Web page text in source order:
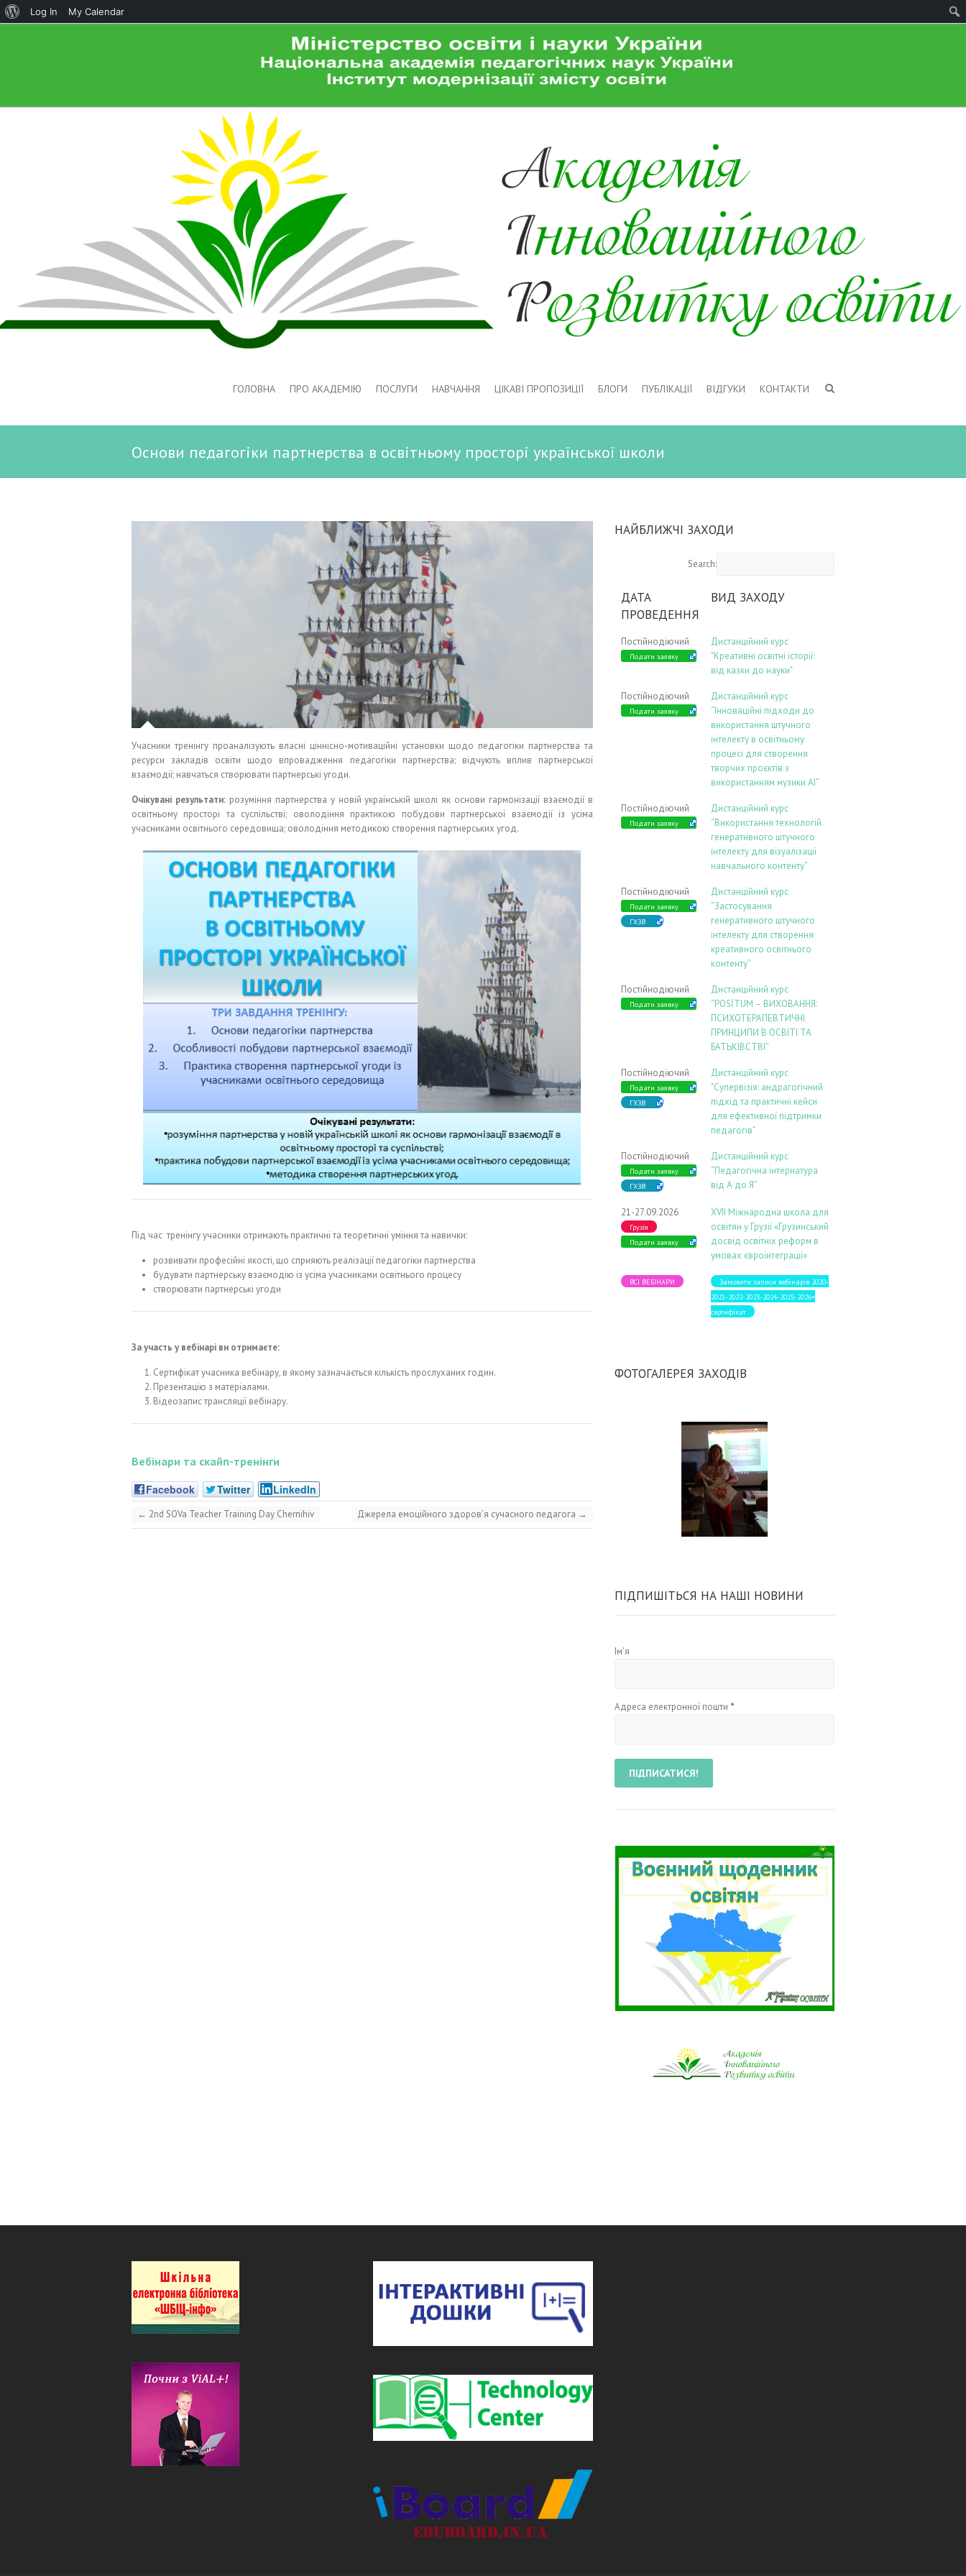
ГОЛОВНА ПРО АКАДЕМІЮ ПОСЛУГИ НАВЧАННЯ ЦІКАВІ ПРОПОЗИЦІЇ БЛОГИ ПУБЛІКАЦІЇ ВІДГУКИ КОНТАКТИ
Основи педагогіки партнерства в освітньому просторі української школи
Учасники тренінгу проаналізують власні ціннісно-мотиваційні установки щодо педагогіки партнерства та
ресурси закладів освіти щодо впровадження педагогіки партнерства; відчують вплив партнерської
взаємодії; навчаться створювати партнерські угоди.
Очікувані результати:розуміння партнерства у новій українській школі як основи гармонізації взаємодії в
освітньому просторі та суспільстві; оволодіння практикою побудови партнерської взаємодії із усіма
учасниками освітнього середовища; оволодіння методикою створення партнерських угод.
Під час тренінгу учасники отримають практичні та теоретичні уміння та навички:
розвивати професійні якості, що сприяють реалізації педагогіки партнерства
будувати партнерську взаємодію із усіма учасниками освітнього процесу
створювати партнерські угоди
За участь у вебінарі ви отримаєте:
Сертифікат учасника вебінару, в якому зазначається кількість прослуханих годин.
Презентацію з матеріалами.
Відеозапис трансляції вебінару.
Вебінари та скайп-тренінги
Facebook
Twitter LinkedIn
← 2nd SOVa Teacher Training Day Chernihiv Джерела емоційного здоров’я сучасного педагога →
НАЙБЛИЖЧІ ЗАХОДИ
Search:
ДАТА
ПРОВЕДЕННЯ
ВИД ЗАХОДУ
Постійнодіючий
Подати заявку
Дистанційний курс
"Креативні освітні історії:
від казки до науки"
Постійнодіючий
Подати заявку
Дистанційний курс
“Інноваційні підходи до
використання штучного
інтелекту в освітньому
процесі для створення
творчих проєктів з
використанням музики АІ”
Постійнодіючий
Подати заявку
Дистанційний курс
“Використання технологій
генеративного штучного
інтелекту для візуалізації
навчального контенту”
Постійнодіючий
Подати заявку
ГХЗВ
Дистанційний курс
“Застосування
генеративного штучного
інтелекту для створення
креативного освітнього
контенту”
Постійнодіючий
Подати заявку
Дистанційний курс
“POSİTUM – ВИХОВАННЯ:
ПСИХОТЕРАПЕВТИЧНІ
ПРИНЦИПИ В ОСВІТІ ТА
БАТЬКІВСТВІ”
Постійнодіючий
Подати заявку
ГХЗВ
Дистанційний курс
"Супервізія: андрагогічний
підхід та практичні кейси
для ефективної підтримки
педагогів"
Постійнодіючий
Подати заявку
ГХЗВ
Дистанційний курс
“Педагогічна інтернатура
від А до Я”
21-27.09.2026
Грузія
Подати заявку
ХVIІ Міжнародна школа для
освітян у Грузії «Грузинський
досвід освітніх реформ в
умовах євроінтеграції»
ВСІ ВЕБІНАРИ
Замовити записи вебінарів 2020-
2021-2022-2023-2024-2025-2026+
сертифікат
ФОТОГАЛЕРЕЯ ЗАХОДІВ
ПІДПИШІТЬСЯ НА НАШІ НОВИНИ
Ім'я
Адреса електронної пошти *
About
Log In My Calendar